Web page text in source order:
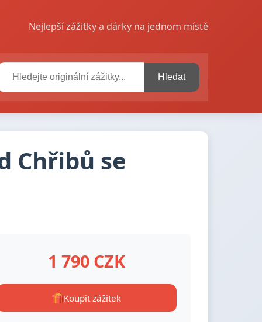
Nejlepší zážitky a dárky na jednom místě
Hledat
Chřibů se
1 790 CZK
Koupit zážitek